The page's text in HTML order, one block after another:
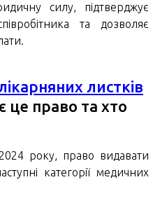
силу, підтверджує
та дозволяє
листків
це право та хто
року, право видавати
категорії медичних